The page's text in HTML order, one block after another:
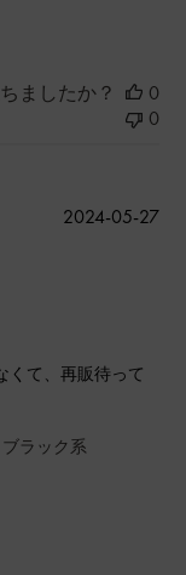
ましたか？
0
0
くて、再販待って
ブラック系
公
2024-05-27